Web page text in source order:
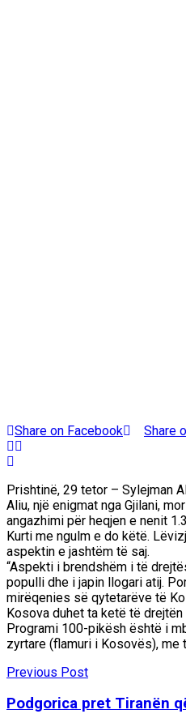
Share on Facebook Share
Prishtinë, 29 tetor – Sylejman
Aliu, një enigmat nga Gjilani,
angazhimi për heqjen e nenit
Kurti me ngulm e do këtë.
aspektin e jashtëm të saj.
“Aspekti i brendshëm i të
populli dhe i japin llogari atij.
mirëqenies së qytetarëve të
Kosova duhet ta ketë të
Programi 100-pikësh është i
zyrtare (flamuri i Kosovës),
Previous Post
Podgorica pret Tiranën